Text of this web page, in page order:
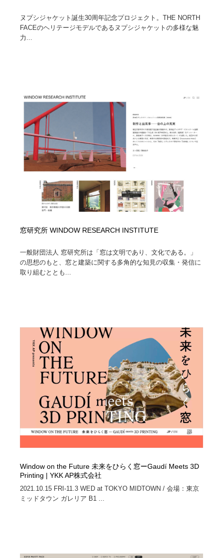
GWD スタッフお気に入り
Drawing Software / お絵かきソフト・アプリ・ブラシ
Drawing Software / お絵かきソフト・アプリ・ブラシ
11
ニュース・マガジン・メディア・SNS・YouTube
ヌプシジャケット誕生30周年記念プロジェクト。THE NORTH
FACEのヘリテージモデルであるヌプシジャケットの多様な魅
力...
窓研究所 WINDOW RESEARCH INSTITUTE
一般財団法人 窓研究所は「窓は文明であり、文化である。」
の思想のもと、窓と建築に関する多角的な知見の収集・発信に
取り組むととも...
Window on the Future 未来をひらく窓ーGaudí Meets 3D
Printing | YKK AP株式会社
2021.10.15 FRI-11.3 WED at TOKYO MIDTOWN / 会場：東京
ミッドタウン ガレリア B1 ...